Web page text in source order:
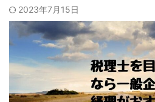
2023年7月15日